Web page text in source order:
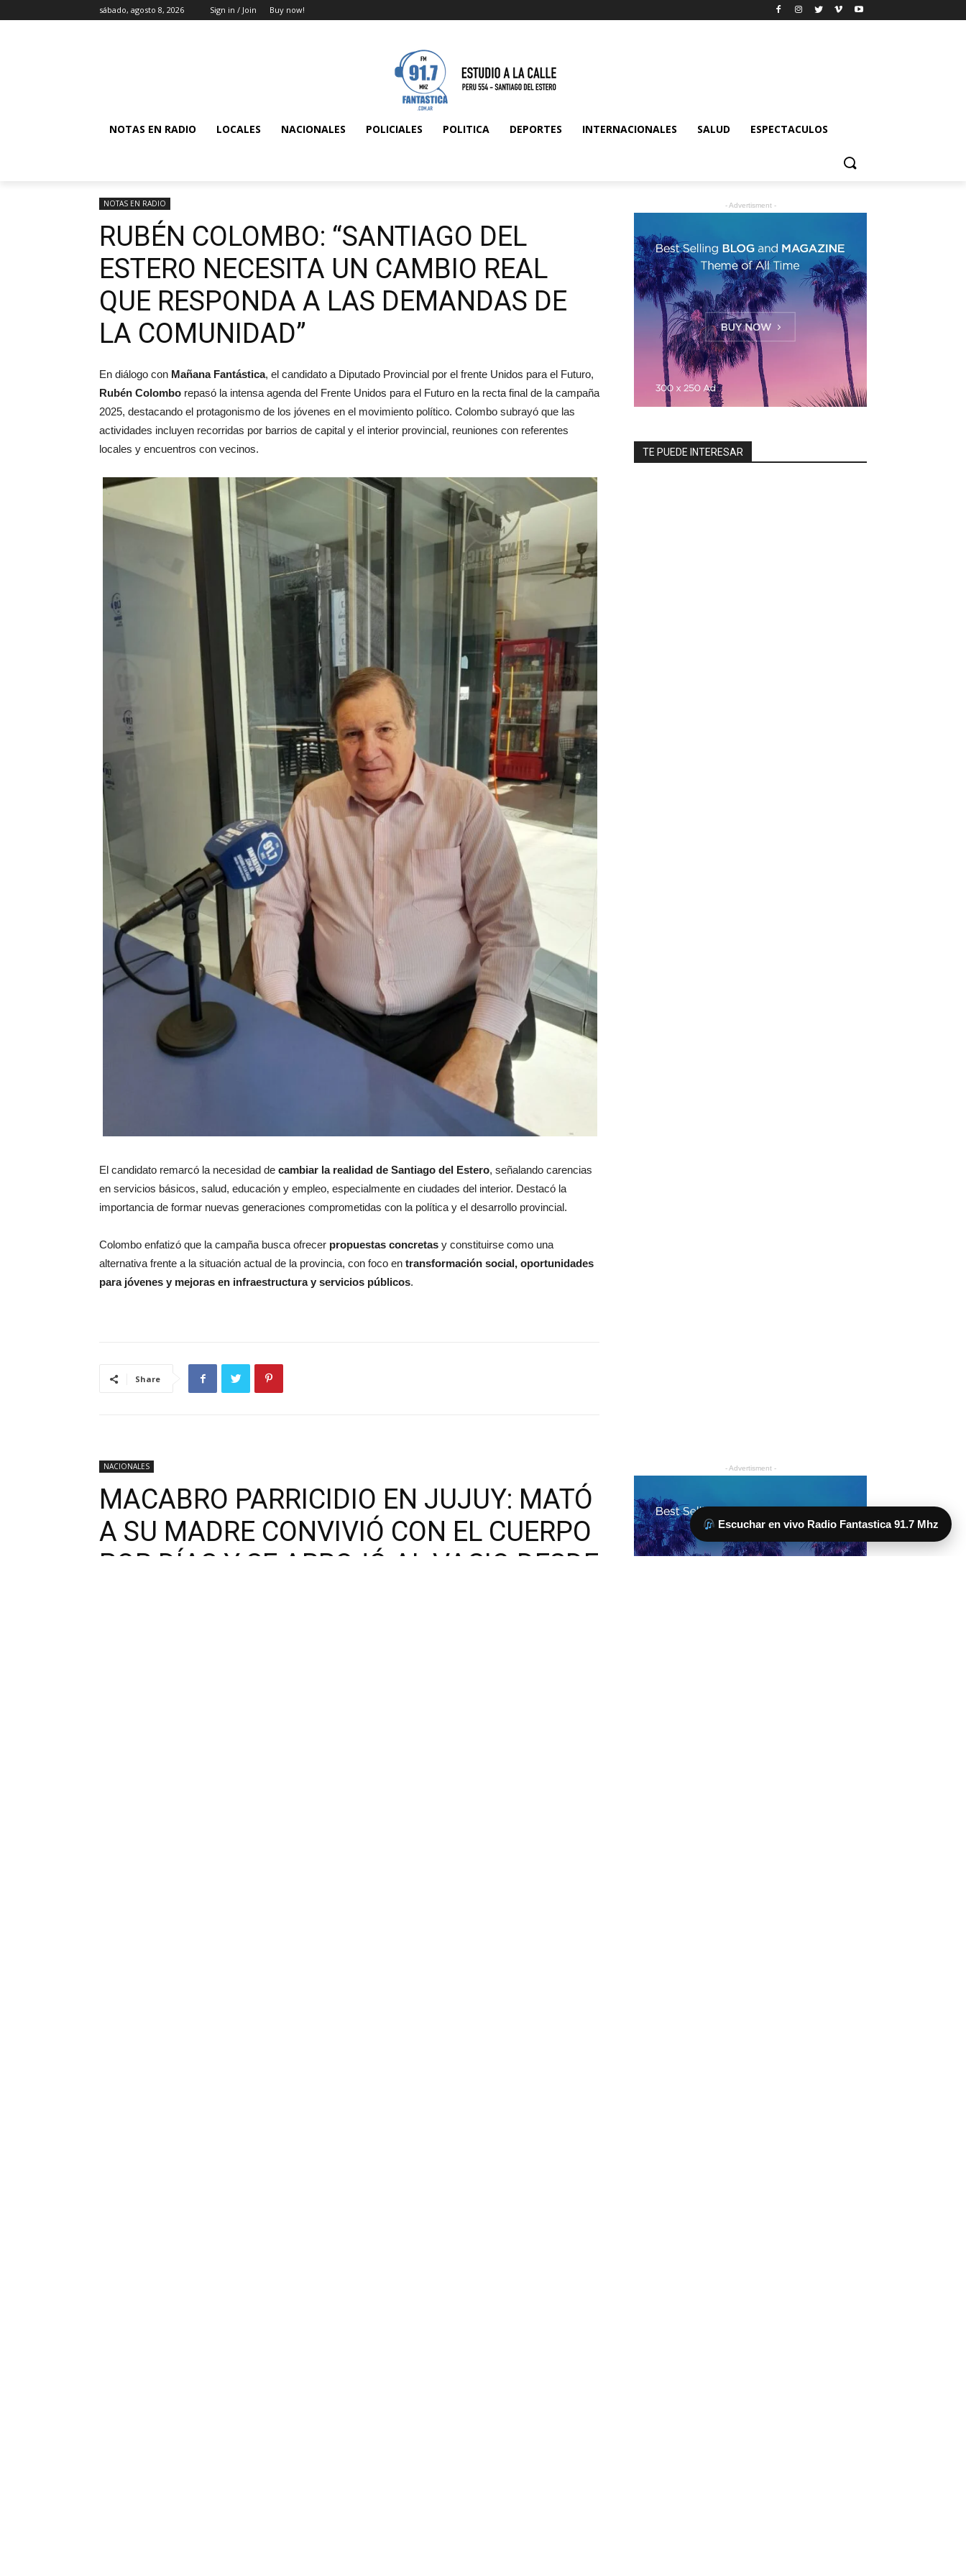
Escuchar en vivo Radio Fantastica 91.7 Mhz
sábado, agosto 8, 2026 Sign in / Join Buy now!
NOTAS EN RADIO LOCALES NACIONALES POLICIALES POLITICA DEPORTES INTERNACIONALES SALUD ESPECTACULOS
NOTAS EN RADIO
RUBÉN COLOMBO: “SANTIAGO DEL
ESTERO NECESITA UN CAMBIO REAL
QUE RESPONDA A LAS DEMANDAS DE
LA COMUNIDAD”
En diálogo con Mañana Fantástica, el candidato a Diputado Provincial por el frente Unidos para el Futuro,
Rubén Colombo repasó la intensa agenda del Frente Unidos para el Futuro en la recta final de la campaña
2025, destacando el protagonismo de los jóvenes en el movimiento político. Colombo subrayó que las
actividades incluyen recorridas por barrios de capital y el interior provincial, reuniones con referentes
locales y encuentros con vecinos.
El candidato remarcó la necesidad de cambiar la realidad de Santiago del Estero, señalando carencias
en servicios básicos, salud, educación y empleo, especialmente en ciudades del interior. Destacó la
importancia de formar nuevas generaciones comprometidas con la política y el desarrollo provincial.
Colombo enfatizó que la campaña busca ofrecer propuestas concretas y constituirse como una
alternativa frente a la situación actual de la provincia, con foco en transformación social, oportunidades
para jóvenes y mejoras en infraestructura y servicios públicos.
Share
- Advertisment -
TE PUEDE INTERESAR